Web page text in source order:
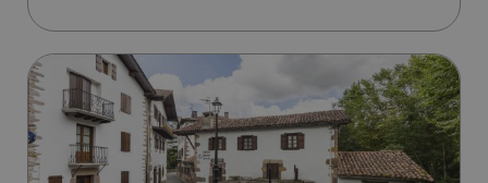
Ir a Camino Baztanés